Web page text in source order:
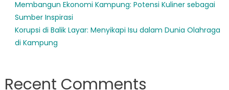
Membangun Ekonomi Kampung: Potensi Kuliner sebagai
Sumber Inspirasi
Korupsi di Balik Layar: Menyikapi Isu dalam Dunia Olahraga
di Kampung
Recent Comments